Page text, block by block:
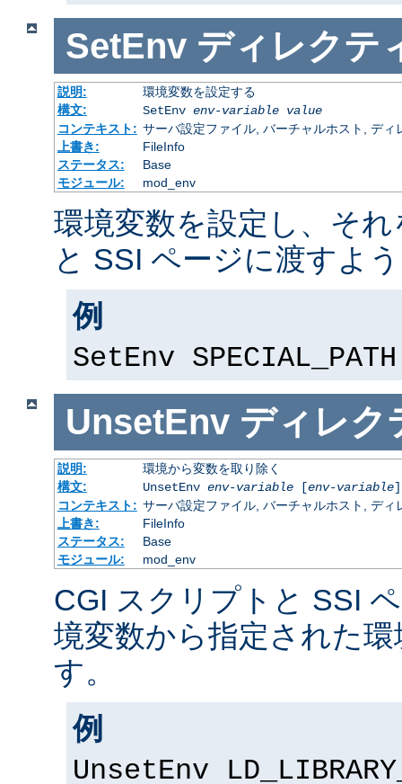
SetEnv ディレクテ
説明:
環境変数を設定する
構文:
SetEnv env-variable value
コンテキスト: サーバ設定ファイル, バーチャルホスト, ディ
上書き:
FileInfo
ステータス:
Base
モジュール:
mod_env
環境変数を設定し、そ
と SSI ページに渡すよ
例
SetEnv
UnsetEnv ディレク
説明:
環境から変数を取り除く
構文:
UnsetEnv env-variable[env-variable
コンテキスト: サーバ設定ファイル, バーチャルホスト, ディ
上書き:
FileInfo
ステータス:
Base
モジュール:
mod_env
CGI スクリプトと SSI
境変数から指定された
す。
例
UnsetEnv